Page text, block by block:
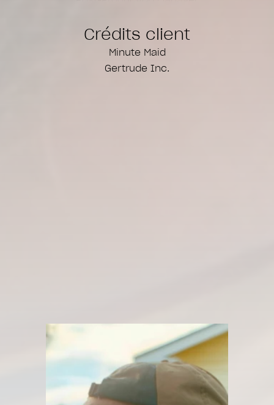
Coordination de Post Production
Alycia MAcina
Jackie Todd
Crédits client
Minute Maid
Gertrude Inc.